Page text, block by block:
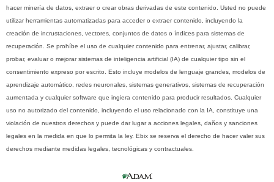
hacer minería de datos, extraer o crear obras derivadas de este contenido. Usted no puede
utilizar herramientas automatizadas para acceder o extraer contenido, incluyendo la
creación de incrustaciones, vectores, conjuntos de datos o índices para sistemas de
recuperación. Se prohíbe el uso de cualquier contenido para entrenar, ajustar, calibrar,
probar, evaluar o mejorar sistemas de inteligencia artificial (IA) de cualquier tipo sin el
consentimiento expreso por escrito. Esto incluye modelos de lenguaje grandes, modelos de
aprendizaje automático, redes neuronales, sistemas generativos, sistemas de recuperación
aumentada y cualquier software que ingiera contenido para producir resultados. Cualquier
uso no autorizado del contenido, incluyendo el uso relacionado con la IA, constituye una
violación de nuestros derechos y puede dar lugar a acciones legales, daños y sanciones
legales en la medida en que lo permita la ley. Ebix se reserva el derecho de hacer valer sus
derechos mediante medidas legales, tecnológicas y contractuales.